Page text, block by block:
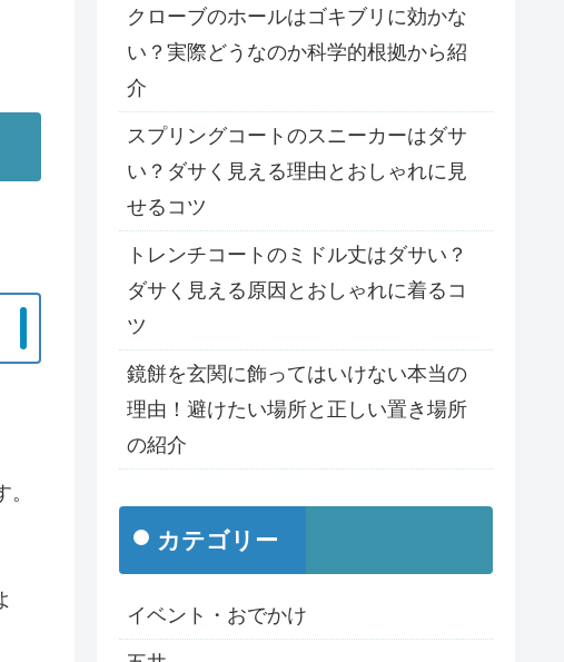
クローブのホールはゴキブリに効かな
い？実際どうなのか科学的根拠から紹
介
スプリングコートのスニーカーはダサ
い？ダサく見える理由とおしゃれに見
せるコツ
トレンチコートのミドル丈はダサい？
ダサく見える原因とおしゃれに着るコ
ツ
鏡餅を玄関に飾ってはいけない本当の
理由！避けたい場所と正しい置き場所
の紹介
カテゴリー
イベント・おでかけ